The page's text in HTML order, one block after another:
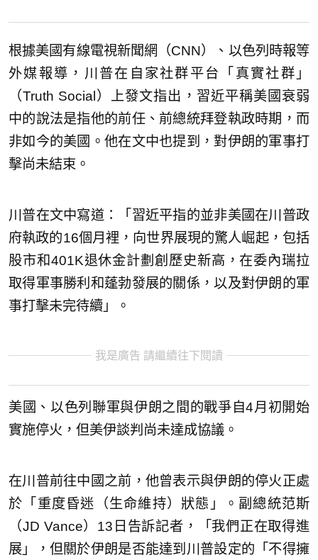
根據美國有線電視新聞網（CNN）、以色列時報等
外媒報導，川普在自家社群平台「真實社群」
（Truth Social）上發文指出，習近平稱美國衰弱
中的說法是指他的前任、前總統拜登執政時期，而
非如今的美國。他在文中也提到，對伊朗的軍事打
擊尚未結束。
川普在文中寫道：「習近平指的並非美國在川普政
府執政的16個月裡，向世界展現的驚人崛起，包括
股市和401K退休金計劃創歷史新高，在委內瑞拉
取得軍事勝利和蓬勃發展的關係，以及對伊朗的軍
事打擊未完待續」。
我是廣告 請繼續往下閱讀
美國、以色列聯軍與伊朗之間的戰爭自4月初開始
實施停火，但美伊談判尚未達成協議。
在川普前往中國之前，他曾表示與伊朗的停火正處
於「重度昏迷（生命維持）狀態」。副總統范斯
（JD Vance）13日告訴記者，「我們正在取得進
展」，但關於伊朗是否能達到川普設定的「不得擁